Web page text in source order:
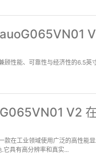
顾性能、可靠性与经济性的6.5
V2
在工业领域使用广泛的高性能
具有高分辨率和真实...